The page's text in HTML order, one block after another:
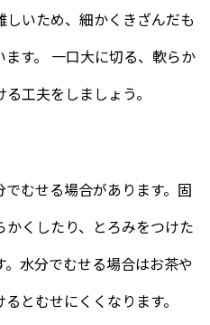
いため、細かくきざんだも
す。 一口大に切る、軟らか
工夫をしましょう。
むせる場合があります。固
くしたり、とろみをつけた
水分でむせる場合はお茶や
とむせにくくなります。